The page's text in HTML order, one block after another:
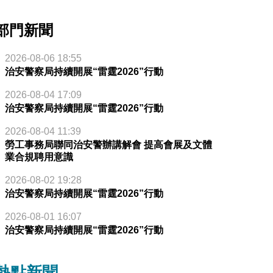
門新聞
2026-08-06 18:55
治安警察局持續開展“雷霆2026”行動
2026-08-04 17:09
治安警察局持續開展“雷霆2026”行動
2026-08-04 11:39
勞工事務局聯同治安警辦講解會 提高會展及文體
業合規聘用意識
2026-08-02 19:28
治安警察局持續開展“雷霆2026”行動
2026-08-01 16:07
治安警察局持續開展“雷霆2026”行動